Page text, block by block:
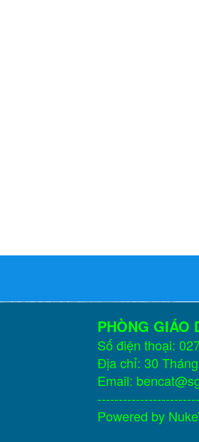
PHÒNG GIÁO
Số điện thoại:
Địa chỉ: 30
Email:
Powered by